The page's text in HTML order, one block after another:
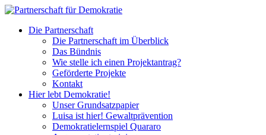
Die Partnerschaft
Die Partnerschaft im Überblick
Das Bündnis
Wie stelle ich einen Projektantrag?
Geförderte Projekte
Kontakt
Hier lebt Demokratie!
Unser Grundsatzpapier
Luisa ist hier! Gewaltprävention
Demokratielernspiel Quararo